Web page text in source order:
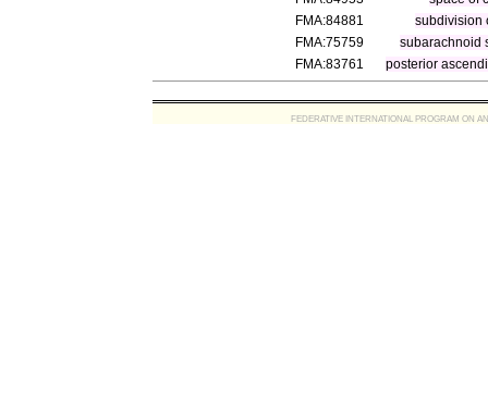
FMA:84881
subdivision
FMA:75759
subarachnoid
FMA:83761
posterior
FEDERATIVE INTERNATIONAL PROGRAM ON